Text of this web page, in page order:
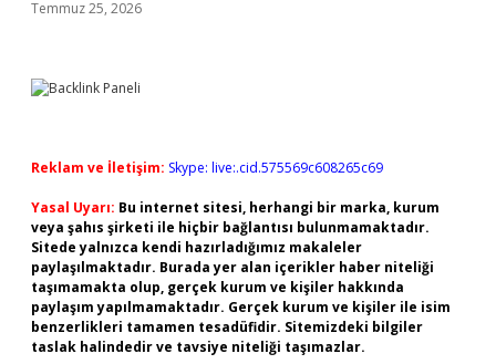
Temmuz 25, 2026
Reklam ve İletişim: Skype: live:.cid.575569c608265c69
Yasal Uyarı: Bu internet sitesi, herhangi bir marka, kurum
veya şahıs şirketi ile hiçbir bağlantısı bulunmamaktadır.
Sitede yalnızca kendi hazırladığımız makaleler
paylaşılmaktadır. Burada yer alan içerikler haber niteliği
taşımamakta olup, gerçek kurum ve kişiler hakkında
paylaşım yapılmamaktadır. Gerçek kurum ve kişiler ile isim
benzerlikleri tamamen tesadüfidir. Sitemizdeki bilgiler
taslak halindedir ve tavsiye niteliği taşımazlar.